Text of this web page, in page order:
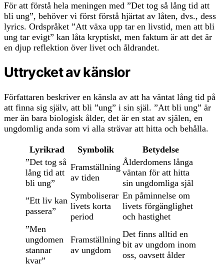
För att förstå hela meningen med ”Det tog så lång tid att
bli ung”, behöver vi först förstå hjärtat av låten, dvs., dess
lyrics. Ordspråket ”Att växa upp tar en livstid, men att bli
ung tar evigt” kan låta kryptiskt, men faktum är att det är
en djup reflektion över livet och åldrandet.
Uttrycket av känslor
Författaren beskriver en känsla av att ha väntat lång tid på
att finna sig själv, att bli ”ung” i sin själ. ”Att bli ung” är
mer än bara biologisk ålder, det är en stat av själen, en
ungdomlig anda som vi alla strävar att hitta och behålla.
Lyrikrad Symbolik
Betydelse
”Det tog så
lång tid att
bli ung”
Framställning
av tiden
Ålderdomens långa
väntan för att hitta
sin ungdomliga själ
”Ett liv kan
passera”
Symboliserar
livets korta
period
En påminnelse om
livets förgänglighet
och hastighet
”Men
ungdomen
stannar
kvar”
Framställning
av ungdom
Det finns alltid en
bit av ungdom inom
oss, oavsett ålder